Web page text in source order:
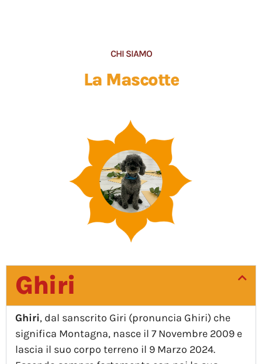
CHI SIAMO
La Mascotte
Ghiri
Ghiri, dal sanscrito Giri (pronuncia Ghiri) che
significa Montagna, nasce il 7 Novembre 2009 e
lascia il suo corpo terreno il 9 Marzo 2024.